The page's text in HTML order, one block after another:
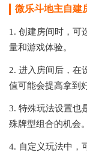
微乐斗地主自建
1. 创建房间时，可
量和游戏体验。
2. 进入房间后，在
值可能会提高拿到
3. 特殊玩法设置也
殊牌型组合的机会。
4. 自定义玩法中，